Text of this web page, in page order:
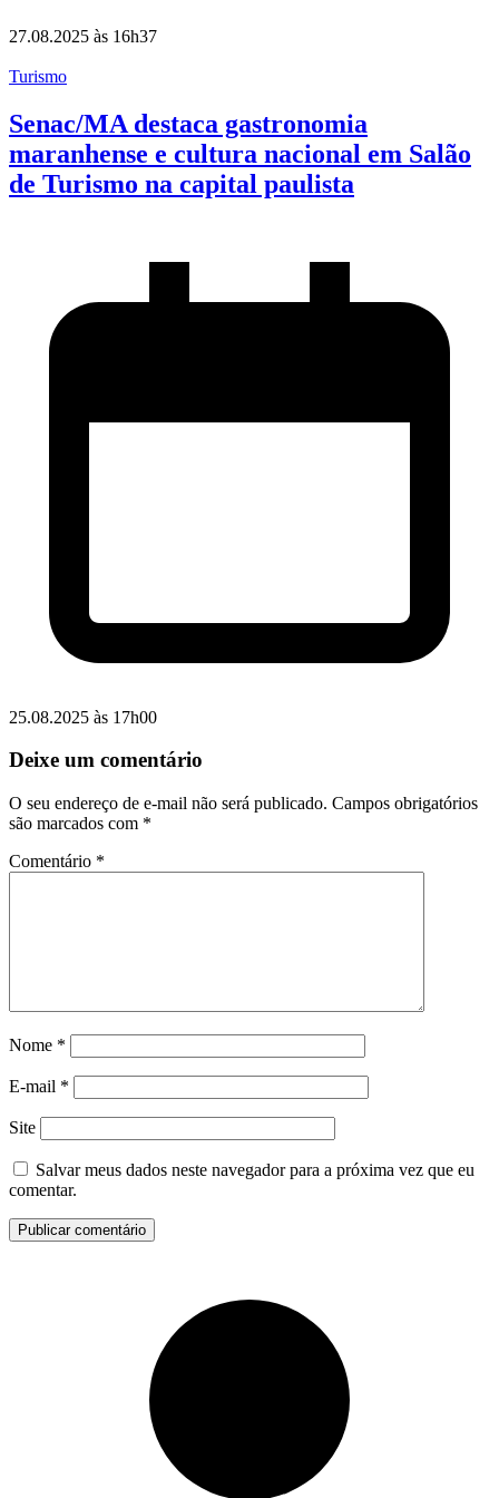
27.08.2025 às 16h37
Turismo
Senac/MA destaca gastronomia
maranhense e cultura nacional em Salão
de Turismo na capital paulista
25.08.2025 às 17h00
Deixe um comentário
O seu endereço de e-mail não será publicado. Campos obrigatórios
são marcados com *
Comentário *
Nome *
E-mail *
Site
Salvar meus dados neste navegador para a próxima vez que eu
comentar.